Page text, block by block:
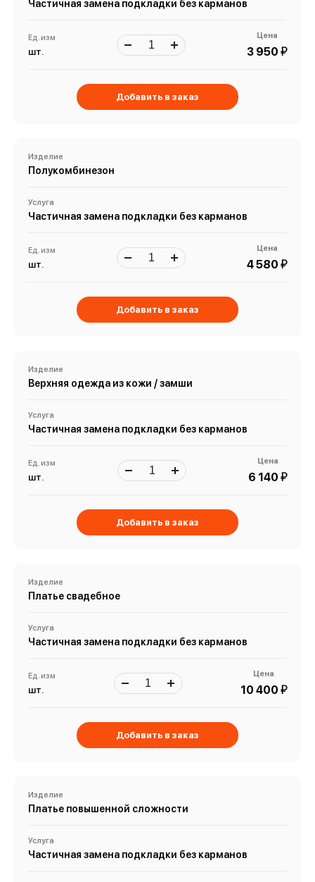
Частичная замена подкладки без карманов
Ед. изм
шт.
Цена
3 950 й
Добавить в заказ
Изделие
Полукомбинезон
Услуга
Частичная замена подкладки без карманов
Ед. изм
шт.
Цена
4 580 й
Добавить в заказ
Изделие
Верхняя одежда из кожи / замши
Услуга
Частичная замена подкладки без карманов
Ед. изм
шт.
Цена
6 140 й
Добавить в заказ
Изделие
Платье свадебное
Услуга
Частичная замена подкладки без карманов
Ед. изм
шт.
Цена
10 400 й
Добавить в заказ
Изделие
Платье повышенной сложности
Услуга
Частичная замена подкладки без карманов